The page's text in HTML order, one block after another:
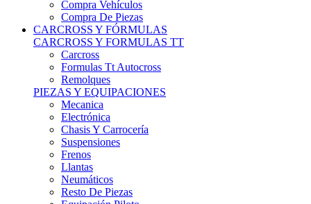
CARCROSS Y FÓRMULAS
CARCROSS Y FORMULAS TT
Carcross
Formulas Tt Autocross
Remolques
PIEZAS Y EQUIPACIONES
Mecanica
Electrónica
Chasis Y Carrocería
Suspensiones
Frenos
Llantas
Neumáticos
Resto De Piezas
Equipación Piloto
ANUNCIOS DE COMPRA